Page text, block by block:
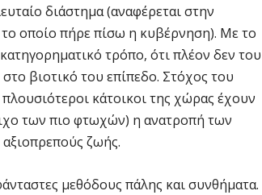
διάστημα (αναφέρεται στην
οποίο πήρε πίσω η κυβέρνηση). Με το
τρόπο, ότι πλέον δεν του
βιοτικό του επίπεδο. Στόχος του
κάτοικοι της χώρας έχουν
των πιο φτωχών) η ανατροπή των
ζωής.
μεθόδους πάλης και συνθήματα.